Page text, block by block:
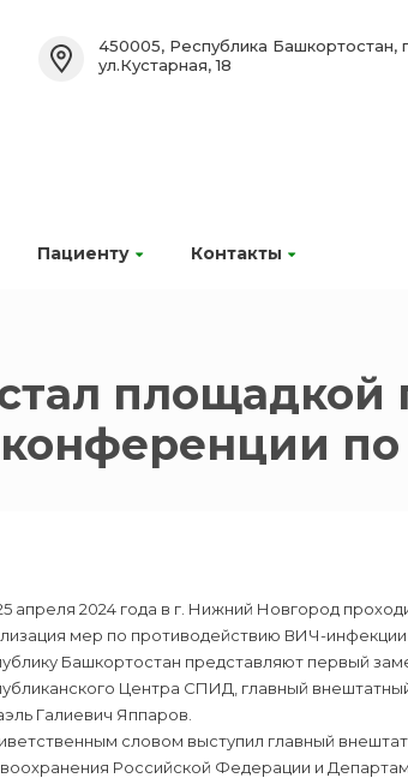
Пациенту Контакты
450005, Республика Башкортостан,
ул.Кустарная, 18
площадкой
апреля 2024 года в г. Нижний Новгород
мер по противодействию ВИЧ-
Башкортостан представляют первый
Центра СПИД, главный
Галиевич Яппаров.
словом выступил главный
Российской Федерации и